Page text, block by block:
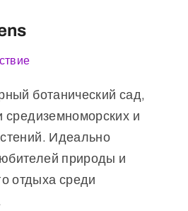
ботанический сад,
средиземноморских и
Идеально
природы и
отдыха среди